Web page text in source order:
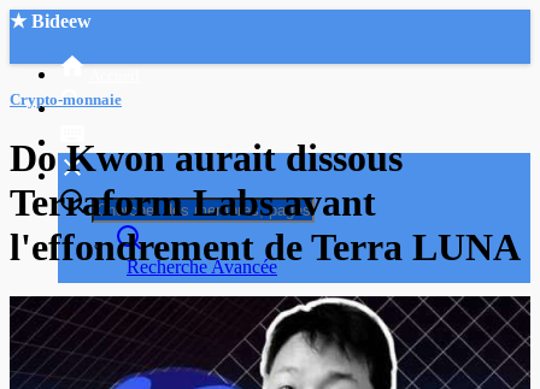
★ Bideew
Recherche Avancée
Mon compte
Connexion
Créer un compte
Mode nuit
Crypto-monnaie
Do Kwon aurait dissous
Terraform Labs avant
l'effondrement de Terra LUNA